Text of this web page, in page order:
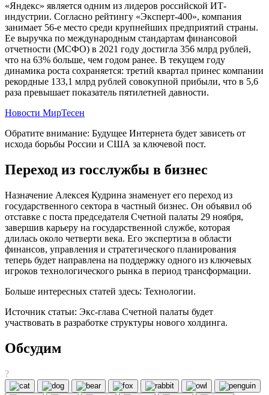
«Яндекс» является одним из лидеров российской ИТ-
индустрии. Согласно рейтингу «Эксперт-400», компания
занимает 56-е место среди крупнейших предприятий страны.
Ее выручка по международным стандартам финансовой
отчетности (МСФО) в 2021 году достигла 356 млрд рублей,
что на 63% больше, чем годом ранее. В текущем году
динамика роста сохраняется: третий квартал принес компании
рекордные 133,1 млрд рублей совокупной прибыли, что в 5,6
раза превышает показатель пятилетней давности.
Новости МирТесен
Обратите внимание: Будущее Интернета будет зависеть от
исхода борьбы России и США за ключевой пост.
Переход из госслужбы в бизнес
Назначение Алексея Кудрина знаменует его переход из
государственного сектора в частный бизнес. Он объявил об
отставке с поста председателя Счетной палаты 29 ноября,
завершив карьеру на государственной службе, которая
длилась около четверти века. Его экспертиза в области
финансов, управления и стратегического планирования
теперь будет направлена на поддержку одного из ключевых
игроков технологического рынка в период трансформации.
Больше интересных статей здесь: Технологии.
Источник статьи: Экс-глава Счетной палаты будет
участвовать в разработке структуры нового холдинга.
Обсудим
?